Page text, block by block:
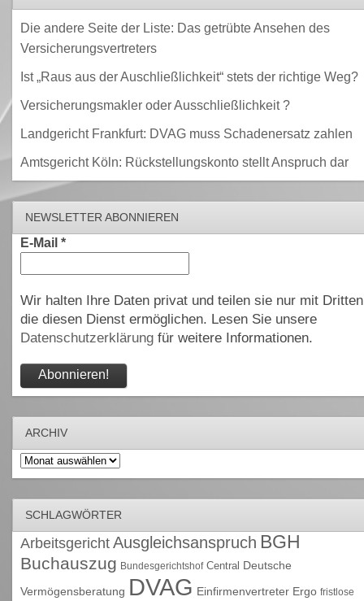
Die andere Seite der Liste: Das getrübte Ansehen des
Versicherungsvertreters
Ist „Raus aus der Auschließlichkeit“ stets der richtige Weg?
Versicherungsmakler oder Ausschließlichkeit ?
Landgericht Frankfurt: DVAG muss Schadenersatz zahlen
Amtsgericht Köln: Rückstellungskonto stellt Anspruch dar
NEWSLETTER ABONNIEREN
E-Mail *
Wir halten Ihre Daten privat und teilen sie nur mit
die diesen Dienst ermöglichen. Lesen Sie unsere
Datenschutzerklärungfür weitere Informationen.
ARCHIV
Archiv
SCHLAGWÖRTER
Arbeitsgericht Ausgleichsanspruch BGH
Buchauszug Bundesgerichtshof Central Deutsche
Vermögensberatung DVAG Einfirmenvertreter Ergo fristlose